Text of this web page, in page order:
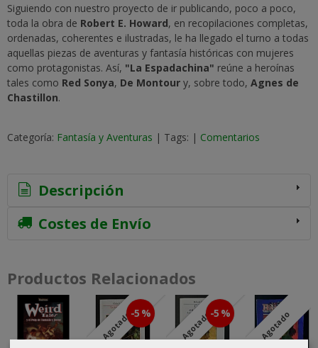
Siguiendo con nuestro proyecto de ir publicando, poco a poco,
toda la obra de Robert E. Howard, en recopilaciones completas,
ordenadas, coherentes e ilustradas, le ha llegado el turno a todas
aquellas piezas de aventuras y fantasía históricas con mujeres
como protagonistas. Así, "La Espadachina" reúne a heroínas
tales como Red Sonya, De Montour y, sobre todo, Agnes de
Chastillon.
Categoría: Fantasía y Aventuras | Tags: | Comentarios
Descripción
Costes de Envío
Productos Relacionados
Agotado-5 % Agotado-5 % Agotado